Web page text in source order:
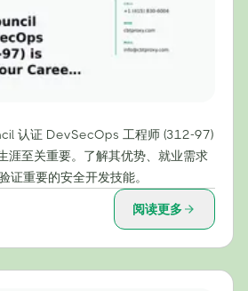
认证 DevSecOps 工程师 (312-97)
涯至关重要。了解其优势、就业需求
证重要的安全开发技能。
阅读更多